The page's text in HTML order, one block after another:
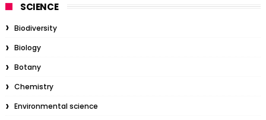
SCIENCE
Biodiversity
Biology
Botany
Chemistry
Environmental science